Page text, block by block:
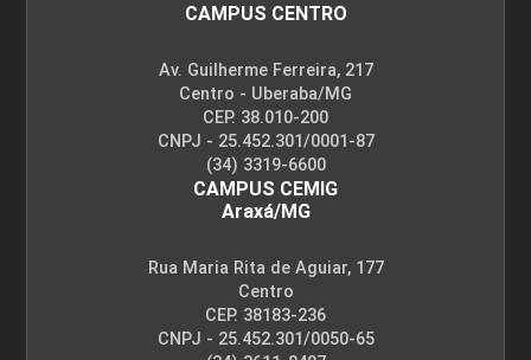
CAMPUS CENTRO
Av. Guilherme Ferreira, 217
Centro - Uberaba/MG
CEP. 38.010-200
CNPJ - 25.452.301/0001-87
(34) 3319-6600
CAMPUS CEMIG
Araxá/MG
Rua Maria Rita de Aguiar, 177
Centro
CEP. 38183-236
CNPJ - 25.452.301/0050-65